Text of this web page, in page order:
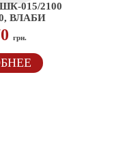
015/2100
ВЛАБИ
грн.